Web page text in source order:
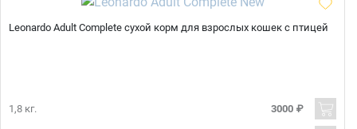
Leonardo Adult Complete сухой корм для взрослых кошек с птицей
1,8 кг. 3000 ₽